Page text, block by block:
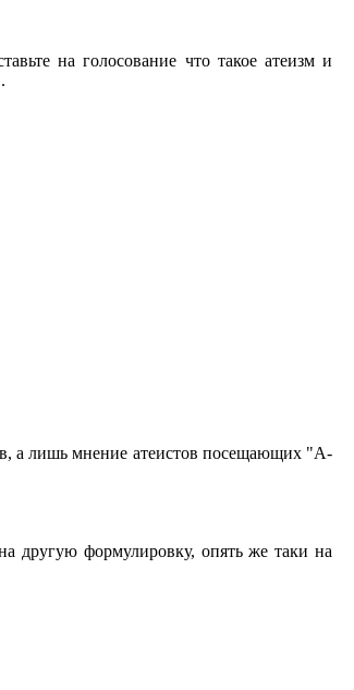
на голосование что такое атеизм и
а лишь мнение атеистов посещающих "А-
другую формулировку, опять же таки на